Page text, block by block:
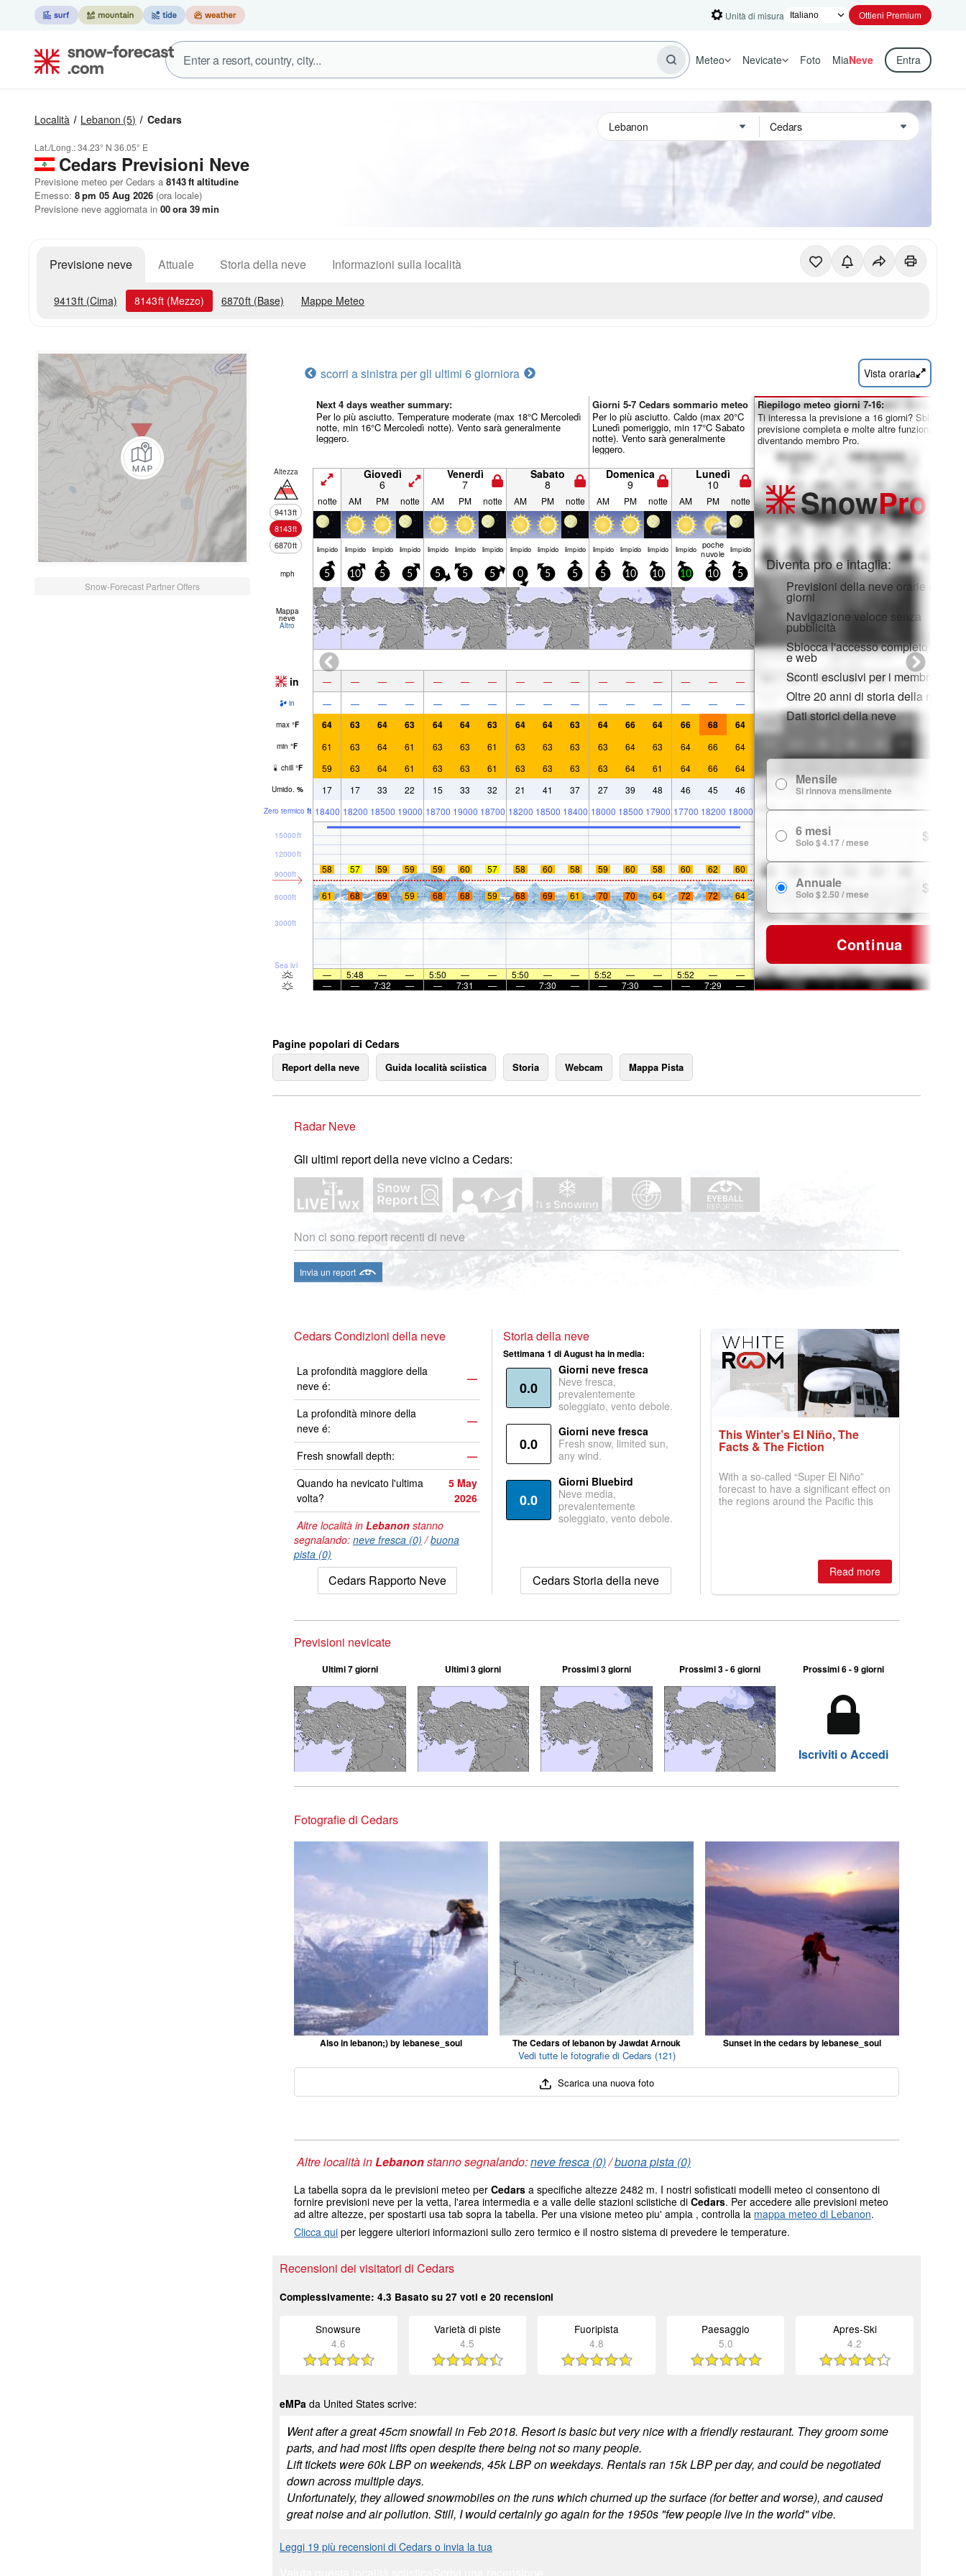
Unità di misura Ottieni Premium
Meteo Nevicate Foto MiaNeve Entra
Località Lebanon (5) Cedars
Lat./Long.:34.23° N 36.05° E
Cedars Previsioni Neve
Previsione meteo per Cedars a 8143ft altitudine
Emesso: 8 pm 05 Aug 2026 (ora locale)
Previsione neve aggiornata in 00ora 39min
Previsione neve Attuale Storia della neve Informazioni sulla località
9413ft (Cima) 8143ft (Mezzo) 6870ft (Base) Mappe Meteo
Snow-Forecast Partner Offers
scorri a sinistra per gli ultimi 6 giorniora Vista oraria
Next 4 days weather summary:
Per lo più asciutto. Temperature moderate (max 18°C Mercoledì
notte, min 16°C Mercoledì notte). Vento sarà generalmente
leggero.
Giorni 5-7 Cedars sommario meteo
Per lo più asciutto. Caldo (max 20°C
Lunedì pomeriggio, min 17°C Sabato
notte). Vento sarà generalmente
leggero.
Altezza
9413ft
8143ft
6870ft
Giovedì
6
Venerdì
7
Sabato
8
Domenica
9
Lunedì
10
notte AM PM notte AM PM notte AM PM notte AM PM notte AM PM notte
limp­ido limp­ido limp­ido limp­ido limp­ido limp­ido limp­ido limp­ido limp­ido limp­ido limp­ido limp­ido limp­ido limp­ido poche
nuvole limp­ido
mph 5 10 5 5 5 5 5 0 5 5 5 10 10 10 10 5
Mappa
neve
Altro
in — — — — — — — — — — — — — — — —
in — — — — — — — — — — — — — — — —
max °F 64 63 64 63 64 64 63 64 64 63 64 66 64 66 68 64
min °F 61 63 64 61 63 63 61 63 63 63 63 64 63 64 66 64
chill °F 59 63 64 61 63 63 61 63 63 63 63 64 61 64 66 64
Umido. % 17 17 33 22 15 33 32 21 41 37 27 39 48 46 45 46
Zero termico ft 18400 18200 18500 19000 18700 19000 18700 18200 18500 18400 18000 18500 17900 17700 18200 18000
Sea lvl
3000ft
6000ft
9000ft
12000ft
15000ft
58 57 59 59 59 60 57 58 60 58 59 60 58 60 62 60
61 68 69 59 68 68 59 68 69 61 70 70 64 72 72 64
— 5:48 — — 5:50 — — 5:50 — — 5:52 — — 5:52 —
—
—
— 7:32 — — 7:31 — — 7:30 — — 7:30 — — 7:29 —
Riepilogo meteo giorni 7-16:
Ti interessa la previsione a 16 giorni? Sblocca la
previsione completa e molte altre funzionalità
diventando membro Pro.
SnowPro
Diventa pro e intaglia:
Previsioni della neve orarie e a 16
giorni
Navigazione veloce senza
pubblicità
Sblocca l'accesso completo su app
e web
Sconti esclusivi per i membri
Oltre 20 anni di storia della neve
Dati storici della neve
Mensile
Si rinnova mensilmente
6 mesi
Solo $ 4.17 / mese $ 24.99
Annuale
Solo $ 2.50 / mese $ 29.99
Continua
Pagine popolari di Cedars
Report della neve Guida località sciistica Storia Webcam Mappa Pista
Radar Neve
Gli ultimi report della neve vicino a Cedars:
Non ci sono report recenti di neve
Invia un report
Cedars Condizioni della neve
La profondità maggiore della
neve é:
—
La profondità minore della
neve é:
—
Fresh snowfall depth:
—
Quando ha nevicato l'ultima
volta?
5 May
2026
Altre località in Lebanon stanno
segnalando: neve fresca (0) /buona
pista (0)
Cedars Rapporto Neve
Storia della neve
Settimana 1 di August ha in media:
0.0
Giorni neve fresca
Neve fresca,
prevalentemente
soleggiato, vento debole.
0.0
Giorni neve fresca
Fresh snow, limited sun,
any wind.
0.0
Giorni Bluebird
Neve media,
prevalentemente
soleggiato, vento debole.
Cedars Storia della neve
This Winter’s El Niño, The
Facts & The Fiction
With a so-called “Super El Niño”
forecast to have a significant effect on
the regions around the Pacific this
Read more
Previsioni nevicate
Ultimi 7 giorni Ultimi 3 giorni Prossimi 3 giorni Prossimi 3 - 6 giorni Prossimi 6 - 9 giorni
Iscriviti o Accedi
Fotografie di Cedars
Also in lebanon;) by lebanese_soul The Cedars of lebanon by Jawdat Arnouk Sunset in the cedars by lebanese_soul
Vedi tutte le fotografie di Cedars (121)
Scarica una nuova foto
Altre località in Lebanonstanno segnalando:neve fresca (0)/buona pista (0)
La tabella sopra da le previsioni meteo per Cedars a specifiche altezze 2482 m. I nostri sofisticati modelli meteo ci consentono di
fornire previsioni neve per la vetta, l'area intermedia e a valle delle stazioni sciistiche di Cedars. Per accedere alle previsioni meteo
ad altre altezze, per spostarti usa tab sopra la tabella. Per una visione meteo piu' ampia , controlla la mappa meteo di Lebanon.
Clicca qui per leggere ulteriori informazioni sullo zero termico e il nostro sistema di prevedere le temperature.
Recensioni dei visitatori di Cedars
Complessivamente: 4.3 Basato su 27 voti e 20 recensioni
Snowsure
4.6
Varietà di piste
4.5
Fuoripista
4.8
Paesaggio
5.0
Apres-Ski
4.2
eMPa da United States scrive:
Went after a great 45cm snowfall in Feb 2018. Resort is basic but very nice with a friendly restaurant. They groom some
parts, and had most lifts open despite there being not so many people.
Lift tickets were 60k LBP on weekends, 45k LBP on weekdays. Rentals ran 15k LBP per day, and could be negotiated
down across multiple days.
Unfortunately, they allowed snowmobiles on the runs which churned up the surface (for better and worse), and caused
great noise and air pollution. Still, I would certainly go again for the 1950s "few people live in the world" vibe.
Leggi 19 più recensioni di Cedars o invia la tua